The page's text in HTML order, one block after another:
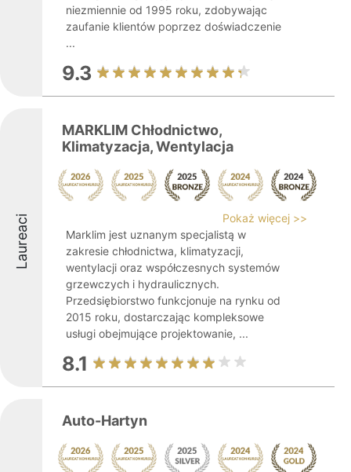
niezmiennie od 1995 roku, zdobywając
zaufanie klientów poprzez doświadczenie
...
9.3
Laureaci
MARKLIM Chłodnictwo,
Klimatyzacja, Wentylacja
Pokaż więcej >>
Marklim jest uznanym specjalistą w
zakresie chłodnictwa, klimatyzacji,
wentylacji oraz współczesnych systemów
grzewczych i hydraulicznych.
Przedsiębiorstwo funkcjonuje na rynku od
2015 roku, dostarczając kompleksowe
usługi obejmujące projektowanie, ...
8.1
Auto-Hartyn